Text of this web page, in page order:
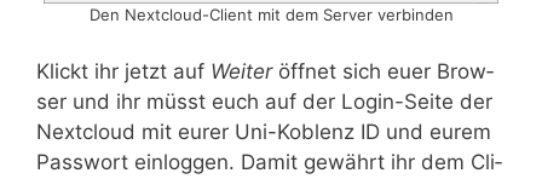
Den Next­cloud-Cli­ent mit dem Ser­ver verbinden
Klickt ihr jetzt auf Wei­ter öff­net sich euer Brow­
ser und ihr müsst euch auf der Log­in-Sei­te der
Next­cloud mit eurer Uni-Koblenz ID und eurem
Pass­wort ein­log­gen. Damit gewährt ihr dem Cli­